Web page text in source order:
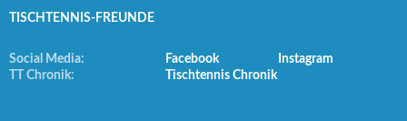
TISCHTENNIS-FREUNDE
Social Media: Facebook
Instagram
TT Chronik:
Tischtennis Chronik